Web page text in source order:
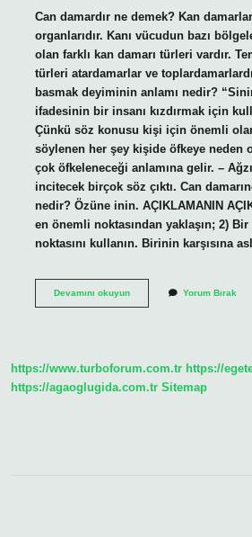
Can damardır ne demek? Kan
organlarıdır. Kanı vücudun bazı
olan farklı kan damarı türleri vardır.
türleri atardamarlar ve
basmak deyiminin anlamı nedir?
ifadesinin bir insanı kızdırmak için
Çünkü söz konusu kişi için önemli
söylenen her şey kişide öfkeye neden
çok öfkeleneceği anlamına gelir. –
incitecek birçok söz çıktı. Can
nedir? Özüne inin. AÇIKLAMANIN
en önemli noktasından yaklaşın; 2) Bir
noktasını kullanın. Birinin karşısına
Devamını okuyunIlişkilerimizinYorum Bırak
https://www.turboforum.com.tr https://
https://agaoglugida.com.tr Sitemap